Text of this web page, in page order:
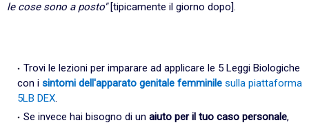
le cose sono a posto"[tipicamente il giorno dopo].
Trovi le lezioni per imparare ad applicare le 5 Leggi Biologiche
con i sintomi dell'apparato genitale femminile sulla piattaforma
5LB DEX.
Se invece hai bisogno di un aiuto per il tuo caso personale,